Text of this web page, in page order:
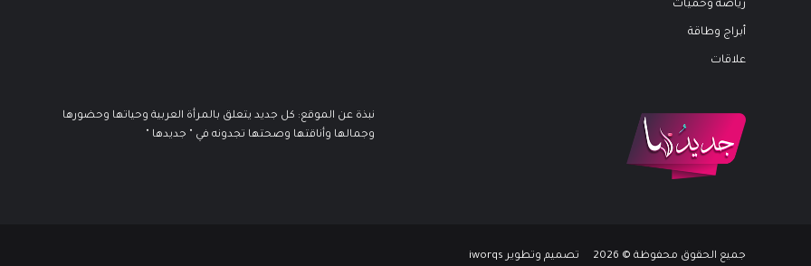
رياضة وحميات
أبراج وطاقة
علاقات
نبذة عن الموقع: كل جديد يتعلق بالمرأة العربية وحياتها وحضورها
وجمالها وأناقتها وصحتها تجدونه في " جديدها "
جميع الحقوق محفوظة © 2026 تصميم وتطوير iworqs